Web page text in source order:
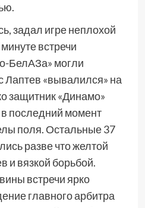
задал игре неплохой
встречи
БелАЗа» могли
Лаптев «вывалился» на
защитник «Динамо»
последний момент
поля. Остальные 37
разве что желтой
и вязкой борьбой.
встречи ярко
главного арбитра